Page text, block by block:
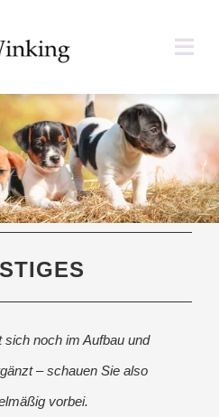
sich noch im Aufbau und
– schauen Sie also
vorbei.